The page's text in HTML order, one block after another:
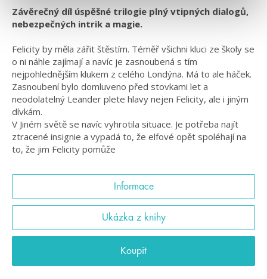
Závěrečný díl úspěšné trilogie plný vtipných dialogů,
nebezpečných intrik a magie.
Felicity by měla zářit štěstím. Téměř všichni kluci ze školy se
o ni náhle zajímají a navíc je zasnoubená s tím
nejpohlednějším klukem z celého Londýna. Má to ale háček.
Zasnoubení bylo domluveno před stovkami let a
neodolatelný Leander plete hlavy nejen Felicity, ale i jiným
dívkám.
V Jiném světě se navíc vyhrotila situace. Je potřeba najít
ztracené insignie a vypadá to, že elfové opět spoléhají na
to, že jim Felicity pomůže
Informace
Ukázka z knihy
Koupit